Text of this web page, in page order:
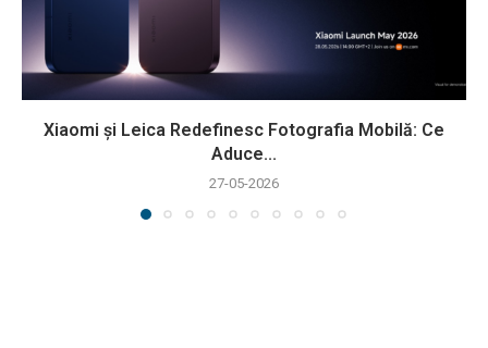
Xiaomi și Leica Redefinesc Fotografia Mobilă: Ce
Aduce...
27-05-2026